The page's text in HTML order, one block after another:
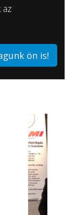
ön is!